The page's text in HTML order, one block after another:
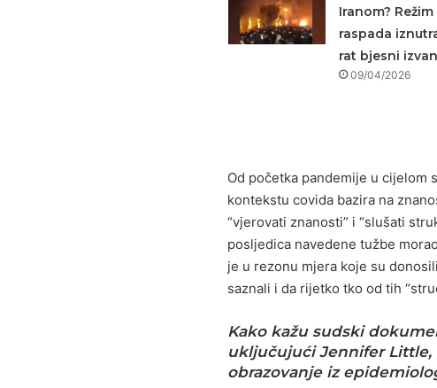
Iranom? Režim
raspada
rat bjesni
09/04/2026
Od početka pandemije u cijelom
kontekstu covida bazira na
“vjerovati znanosti” i “slušati
posljedica navedene tužbe
je u rezonu mjera koje su
saznali i da rijetko tko od tih
Kako kažu sudski
uključujući Jennifer
obrazovanje iz